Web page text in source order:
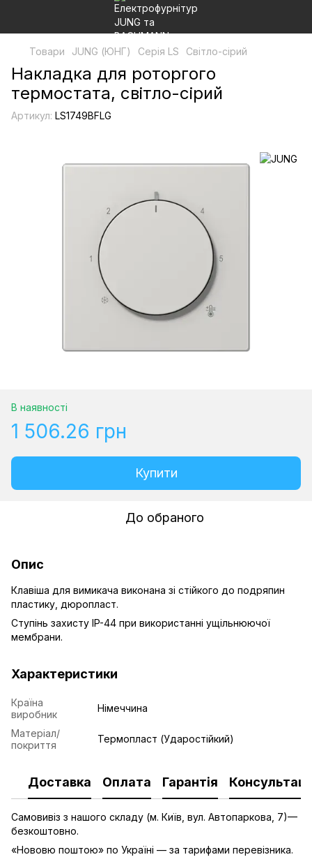
Товари JUNG (ЮНГ) Серія LS Світло-сірий
Накладка для роторгого
термостата, світло-сірий
Артикул: LS1749BFLG
В наявності
1 506.26 грн
Купити
До обраного
Опис
Клавіша для вимикача виконана зі стійкого до подряпин
пластику, дюропласт.
Ступінь захисту IP-44 при використанні ущільнюючої
мембрани.
Характеристики
Країна
виробник
Німеччина
Матеріал/
покриття
Термопласт (Ударостійкий)
Доставка Оплата Гарантія
Самовивіз з нашого складу (м. Київ, вул. Автопаркова, 7)—
безкоштовно.
«Нововю поштою» по Україні — за тарифами перевізника.